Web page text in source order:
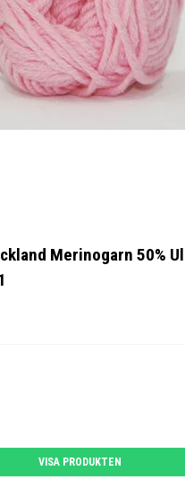
Merinogarn 50%
VISA PRODUKTEN